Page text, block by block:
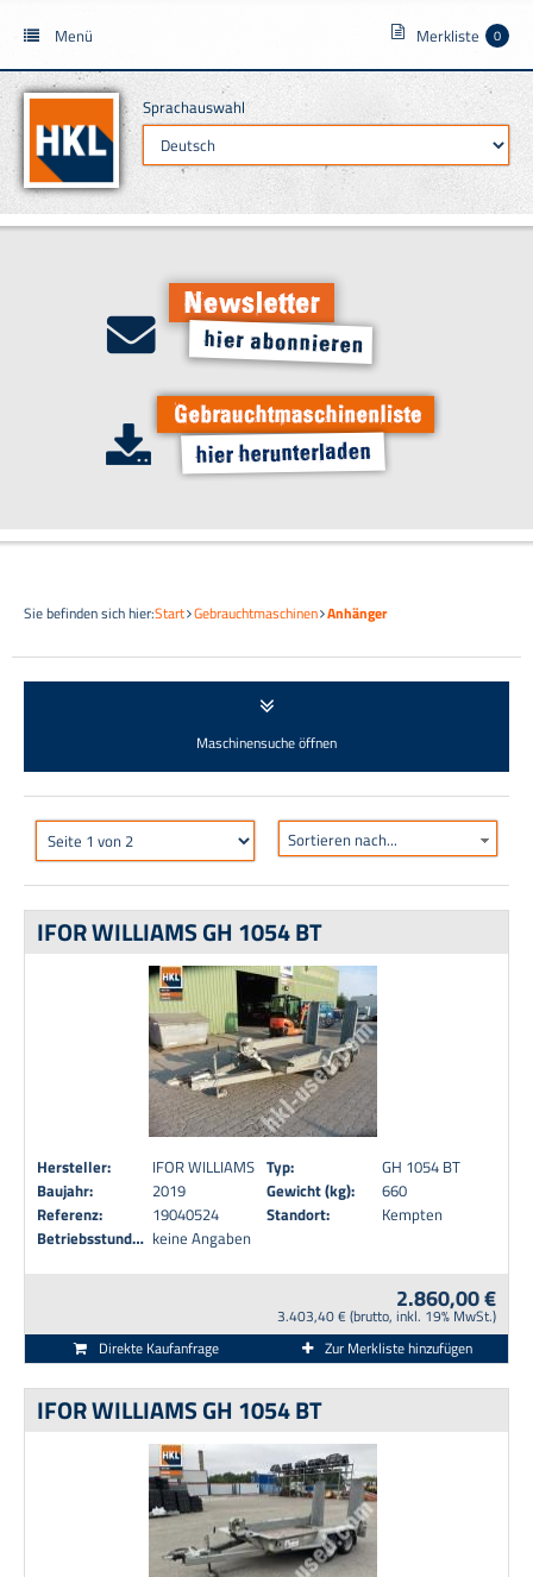
Sprachauswahl
Sie befinden sich hier:Start Gebrauchtmaschinen Anhänger
Maschinensuche öffnen
Sortieren nach...
IFOR WILLIAMS GH 1054 BT
Hersteller: IFOR WILLIAMS Typ:
GH 1054 BT
Baujahr:
2019 Gewicht (kg):
660
Referenz:
19040524 Standort:
Kempten
Betriebsstunden: keine Angaben
2.860,00 €
3.403,40 € (brutto, inkl. 19% MwSt.)
Direkte Kaufanfrage
Zur Merkliste hinzufügen
IFOR WILLIAMS GH 1054 BT
Menü Merkliste 0